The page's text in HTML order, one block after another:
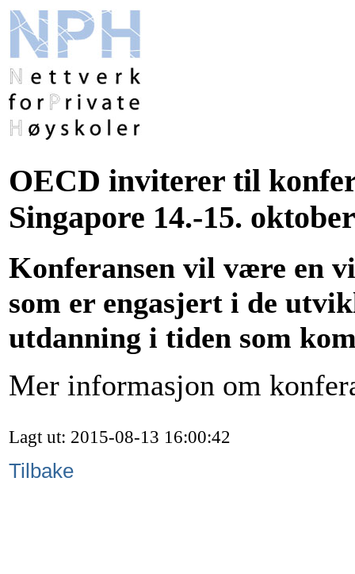
OECD inviterer til
Singapore 14.-15.
Konferansen vil være en
som er engasjert i de
utdanning i tiden som
Mer informasjon om
Lagt ut: 2015-08-13 16:00:42
Tilbake